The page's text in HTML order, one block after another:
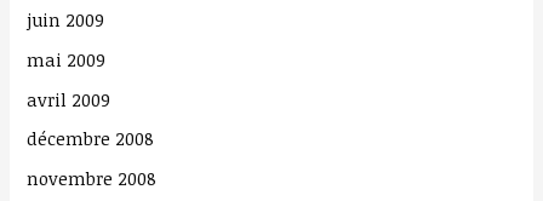
:juin 2009
mai 2009
avril 2009
décembre 2008
novembre 2008